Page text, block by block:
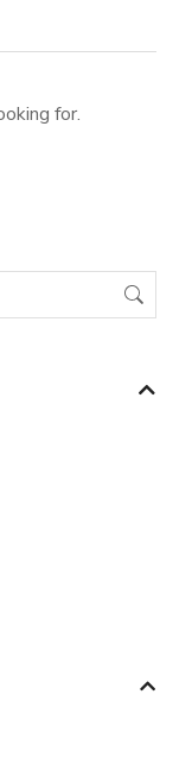
for.